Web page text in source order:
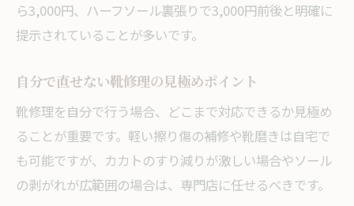
ら3,000円、ハーフソール裏張りで3,000円前後と明確に
提示されていることが多いです。
自分で直せない靴修理の見極めポイント
靴修理を自分で行う場合、どこまで対応できるか見極め
ることが重要です。軽い擦り傷の補修や靴磨きは自宅で
も可能ですが、カカトのすり減りが激しい場合やソール
の剥がれが広範囲の場合は、専門店に任せるべきです。